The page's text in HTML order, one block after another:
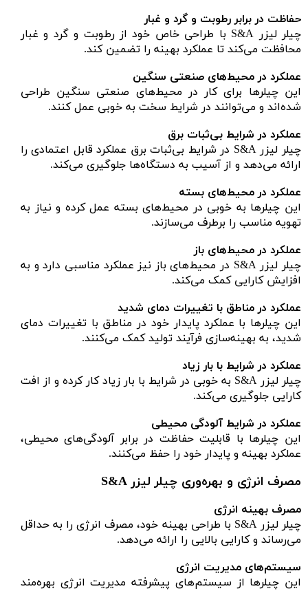
حفاظت در برابر رطوبت و گرد و غبار
چیلر لیزر S&A با طراحی خاص خود از رطوبت و گرد و غبار
محافظت می‌کند تا عملکرد بهینه را تضمین کند.
عملکرد در محیط‌های صنعتی سنگین
این چیلرها برای کار در محیط‌های صنعتی سنگین طراحی
شده‌اند و می‌توانند در شرایط سخت به خوبی عمل کنند.
عملکرد در شرایط بی‌ثبات برق
چیلر لیزر S&A در شرایط بی‌ثبات برق عملکرد قابل اعتمادی را
ارائه می‌دهد و از آسیب به دستگاه‌ها جلوگیری می‌کند.
عملکرد در محیط‌های بسته
این چیلرها به خوبی در محیط‌های بسته عمل کرده و نیاز به
تهویه مناسب را برطرف می‌سازند.
عملکرد در محیط‌های باز
چیلر لیزر S&A در محیط‌های باز نیز عملکرد مناسبی دارد و به
افزایش کارایی کمک می‌کند.
عملکرد در مناطق با تغییرات دمای شدید
این چیلرها با عملکرد پایدار خود در مناطق با تغییرات دمای
شدید، به بهینه‌سازی فرآیند تولید کمک می‌کنند.
عملکرد در شرایط با بار زیاد
چیلر لیزر S&A به خوبی در شرایط با بار زیاد کار کرده و از افت
کارایی جلوگیری می‌کند.
عملکرد در شرایط آلودگی محیطی
این چیلرها با قابلیت حفاظت در برابر آلودگی‌های محیطی،
عملکرد بهینه و پایدار خود را حفظ می‌کنند.
مصرف انرژی و بهره‌وری چیلر لیزر S&A
مصرف بهینه انرژی
چیلر لیزر S&A با طراحی بهینه خود، مصرف انرژی را به حداقل
می‌رساند و کارایی بالایی را ارائه می‌دهد.
سیستم‌های مدیریت انرژی
این چیلرها از سیستم‌های پیشرفته مدیریت انرژی بهره‌مند